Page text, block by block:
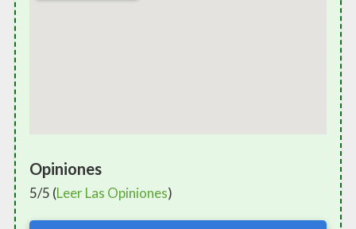
Opiniones
5/5 (Leer Las Opiniones)